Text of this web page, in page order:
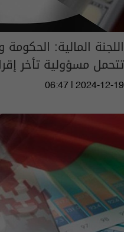
اللجنة المالية:
تتحمل مسؤولية تأخر
06:47 | 2024-12-19